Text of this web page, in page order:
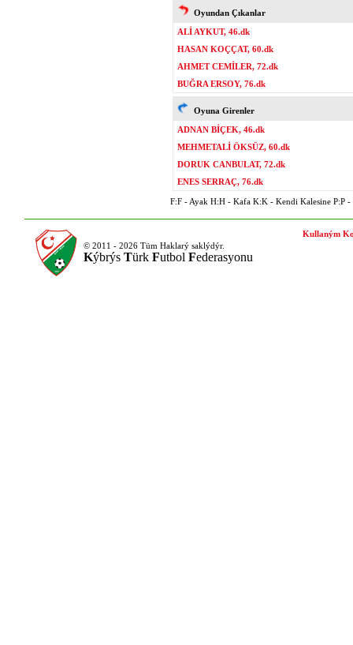
Oyundan Çıkanlar
ALİ AYKUT, 46.dk
HASAN KOÇÇAT, 60.dk
AHMET CEMİLER, 72.dk
BUĞRA ERSOY, 76.dk
Oyuna Girenler
ADNAN BİÇEK, 46.dk
MEHMETALİ ÖKSÜZ, 60.dk
DORUK CANBULAT, 72.dk
ENES SERRAÇ, 76.dk
F:F - Ayak H:H - Kafa K:K - Kendi Kalesine P:P -
© 2011 - 2026 Tüm Haklarý saklýdýr.
Kýbrýs Türk Futbol Federasyonu
Kullaným